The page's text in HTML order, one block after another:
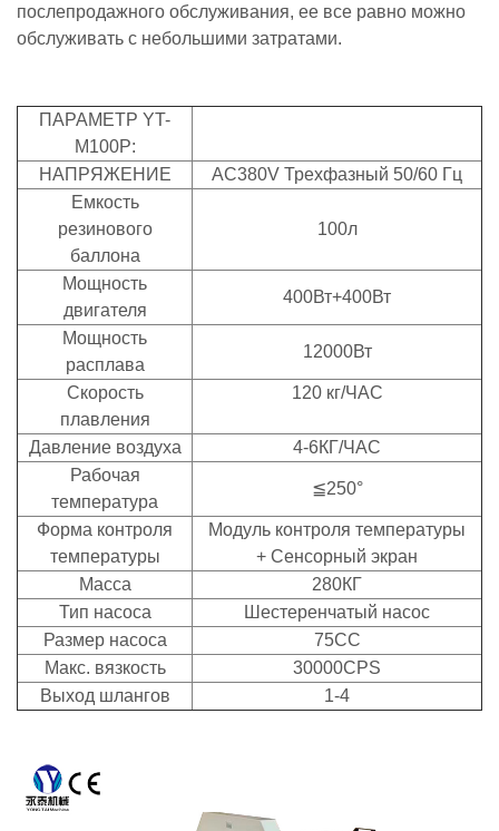
послепродажного обслуживания, ее все равно можно
обслуживать с небольшими затратами.
ПАРАМЕТР YT-
M100P:
НАПРЯЖЕНИЕ
AC380V Трехфазный 50/60 Гц
Емкость
резинового
баллона
100л
Мощность
двигателя
400Вт+400Вт
Мощность
расплава
12000Вт
Скорость
плавления
120 кг/ЧАС
Давление воздуха
4-6КГ/ЧАС
Рабочая
температура
≦250°
Форма контроля
температуры
Модуль контроля температуры
+ Сенсорный экран
Масса
280КГ
Тип насоса
Шестеренчатый насос
Размер насоса
75CC
Макс. вязкость
30000CPS
Выход шлангов
1-4